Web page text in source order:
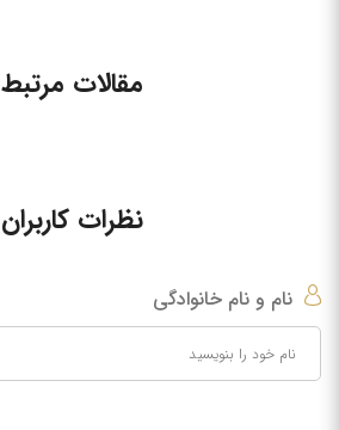
مقالات مرتبط
نظرات کاربران
نام و نام خانوادگی